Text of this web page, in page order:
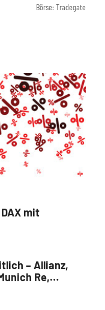
Börse: Tradegate
mit
– Allianz,
Re,